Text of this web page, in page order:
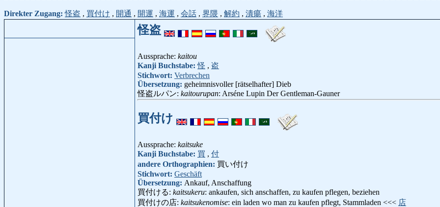
Direkter Zugang:怪盗 , 買付け , 開通 , 開運 , 海運 , 会話 , 界隈 , 解約 , 潰瘍 , 海洋
怪盗
Aussprache: kaitou
Kanji Buchstabe:怪 , 盗
Stichwort: Verbrechen
Übersetzung: geheimnisvoller [rätselhafter] Dieb
怪盗ルパン: kaitourupan: Arséne Lupin Der Gentleman-Gauner
買付け
Aussprache: kaitsuke
Kanji Buchstabe: 買 , 付
andere Orthographien: 買い付け
Stichwort: Geschäft
Übersetzung: Ankauf, Anschaffung
買付ける: kaitsukeru: ankaufen, sich anschaffen, zu kaufen pflegen, beziehen
買付けの店: kaitsukenomise: ein laden wo man zu kaufen pflegt, Stammladen <<< 店